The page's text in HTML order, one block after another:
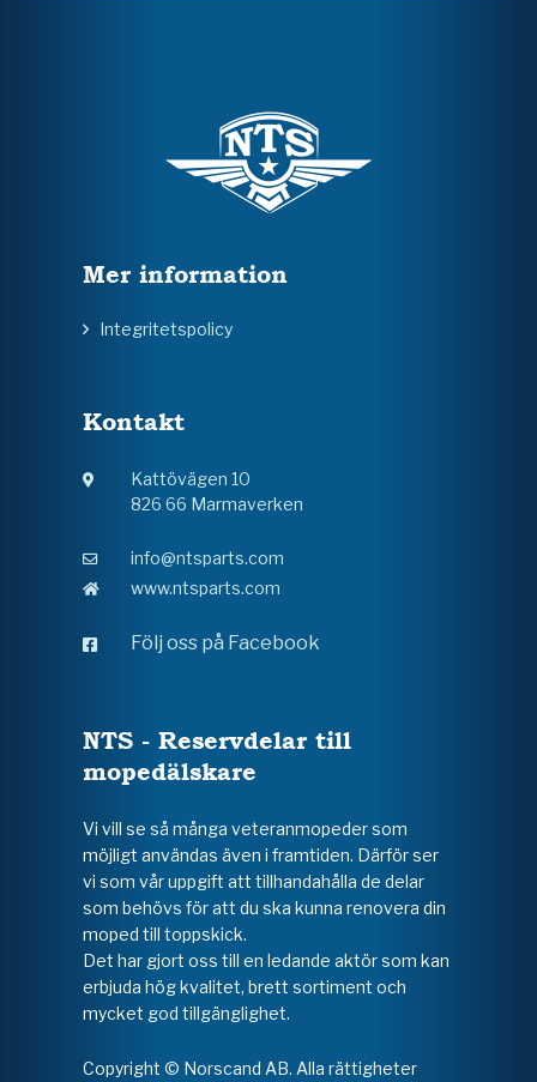
Mer information
Integritetspolicy
Kontakt
Kattövägen 10
826 66 Marmaverken
info@ntsparts.com
www.ntsparts.com
Följ oss på Facebook
NTS - Reservdelar till
mopedälskare
Vi vill se så många veteranmopeder som
möjligt användas även i framtiden. Därför ser
vi som vår uppgift att tillhandahålla de delar
som behövs för att du ska kunna renovera din
moped till toppskick.
Det har gjort oss till en ledande aktör som kan
erbjuda hög kvalitet, brett sortiment och
mycket god tillgänglighet.
Copyright © Norscand AB. Alla rättigheter